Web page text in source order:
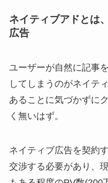
ネイティブアドとは
広告
ユーザーが自然に記事
してしまうのがネイテ
あることに気づかずに
く無いはず。
ネイティブ広告を契約
交渉する必要があり、